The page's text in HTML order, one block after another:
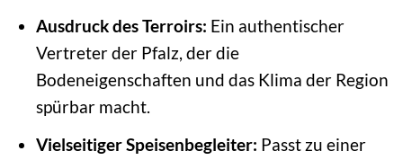
Ausdruck des Terroirs: Ein authentischer
Vertreter der Pfalz, der die
Bodeneigenschaften und das Klima der Region
spürbar macht.
Vielseitiger Speisenbegleiter: Passt zu einer